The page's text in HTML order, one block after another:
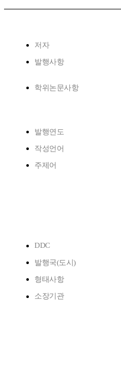
저자
발행사항
학위논문사항
발행연도
작성언어
주제어
DDC
발행국(도시)
형태사항
소장기관